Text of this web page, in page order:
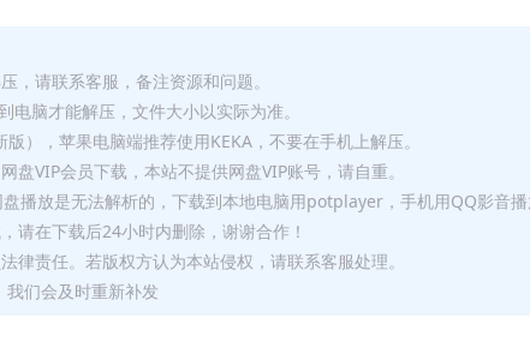
，请联系客服，备注资源和问题。
脑才能解压，文件大小以实际为准。
，苹果电脑端推荐使用KEKA，不要在手机上解压。
VIP会员下载，本站不提供网盘VIP账号，请自重。
播放是无法解析的，下载到本地电脑用potplayer，手机用QQ影音
请在下载后24小时内删除，谢谢合作！
责任。若版权方认为本站侵权，请联系客服处理。
们会及时重新补发